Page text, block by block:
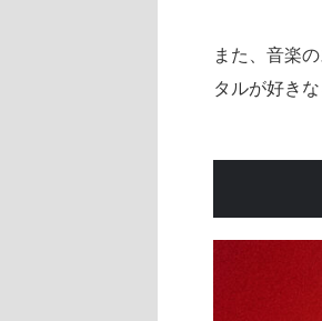
また、音楽
タルが好きな